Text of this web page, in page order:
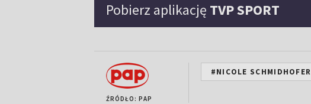
Pobierz aplikację TVP SPORT
ŹRÓDŁO: PAP
#NICOLE SCHMIDHOFER